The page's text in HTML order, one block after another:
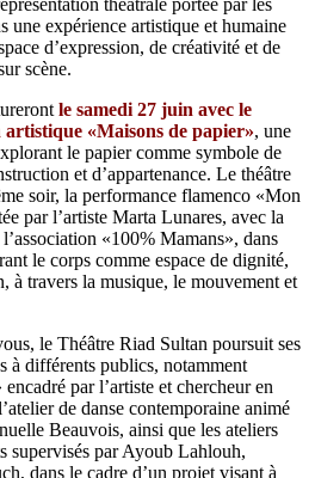
une expérience artistique et humaine
d’expression, de créativité et de
scène.
le samedi 27 juin avec le
artistique «Maisons de papier», une
le papier comme symbole de
et d’appartenance. Le théâtre
soir, la performance flamenco «Mon
par l’artiste Marta Lunares, avec la
«100% Mamans», dans
le corps comme espace de dignité,
à travers la musique, le mouvement et
le Théâtre Riad Sultan poursuit ses
à différents publics, notamment
par l’artiste et chercheur en
de danse contemporaine animé
Beauvois, ainsi que les ateliers
supervisés par Ayoub Lahlouh,
dans le cadre d’un projet visant à